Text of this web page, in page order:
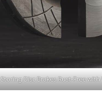
Storing Disc Brakes Rust-Free with